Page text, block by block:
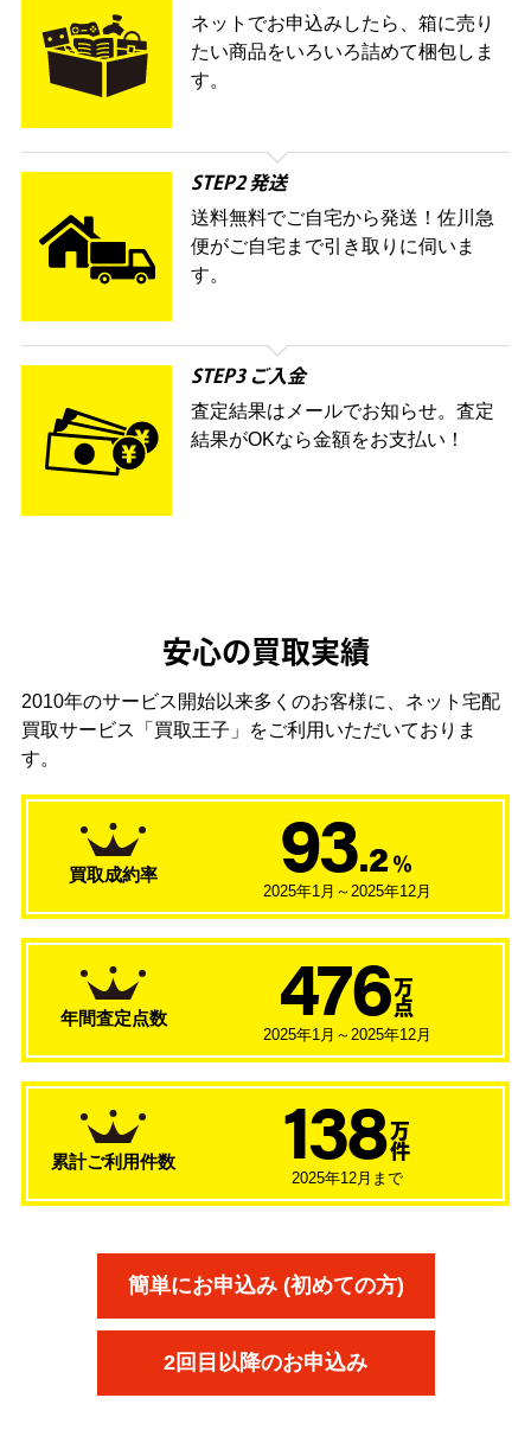
ネットでお申込みしたら、箱に売り
たい商品をいろいろ詰めて梱包しま
す。
STEP2 発送
送料無料でご自宅から発送！佐川急
便がご自宅まで引き取りに伺いま
す。
STEP3 ご入金
査定結果はメールでお知らせ。査定
結果がOKなら金額をお支払い！
安心の買取実績
2010年のサービス開始以来多くのお客様に、 ネット宅配
買取サービス「買取王子」をご利用いただいておりま
す。
買取成約率 93.2 ％
2025年1月～2025年12月
年間査定点数 476 万
点
2025年1月～2025年12月
累計ご利用件数 138 万
件
2025年12月まで
簡単にお申込み (初めての方)
2回目以降のお申込み